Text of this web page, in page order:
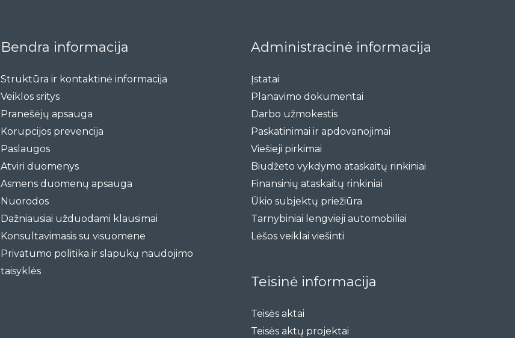
Bendra informacija
Struktūra ir kontaktinė informacija
Veiklos sritys
Pranešėjų apsauga
Korupcijos prevencija
Paslaugos
Atviri duomenys
Asmens duomenų apsauga
Nuorodos
Dažniausiai užduodami klausimai
Konsultavimasis su visuomene
Privatumo politika ir slapukų naudojimo
taisyklės
Administracinė informacija
Įstatai
Planavimo dokumentai
Darbo užmokestis
Paskatinimai ir apdovanojimai
Viešieji pirkimai
Biudžeto vykdymo ataskaitų rinkiniai
Finansinių ataskaitų rinkiniai
Ūkio subjektų priežiūra
Tarnybiniai lengvieji automobiliai
Lėšos veiklai viešinti
Teisinė informacija
Teisės aktai
Teisės aktų projektai